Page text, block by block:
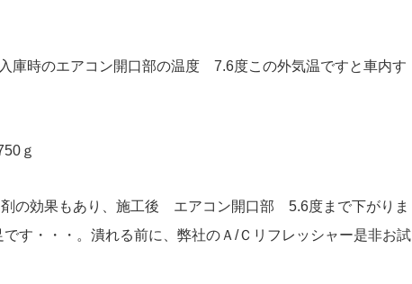
庫時のエアコン開口部の温度 7.6度この外気温ですと車内す
ｇ
の効果もあり、施工後 エアコン開口部 5.6度まで下がりま
・・・。潰れる前に、弊社のＡ/Ｃリフレッシャー是非お試